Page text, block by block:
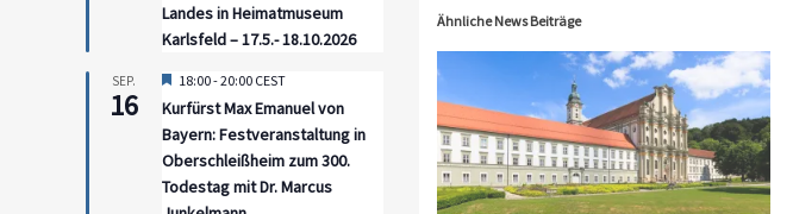
Ähnliche News Beiträge
Landes in Heimatmuseum
Karlsfeld – 17.5.- 18.10.2026
SEP.
16
Hervorgehoben
18:00-20:00 CEST
Kurfürst Max Emanuel von
Bayern: Festveranstaltung in
Oberschleißheim zum 300.
Todestag mit Dr. Marcus